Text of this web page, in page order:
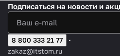
Подписаться на новости и
8 800 333 21 77
zakaz@itstom.ru